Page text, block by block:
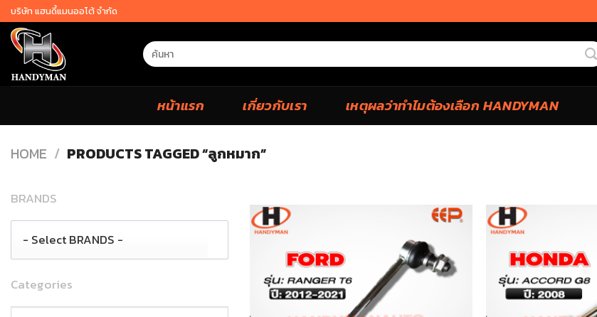
Skip
to
content
บริษัท แฮนดี้แมนออโต้ จำกัด
Search
for:
หน้าแรก เกี่ยวกับเรา เหตุผลว่าทำไมต้องเลือก HANDYMAN
HOME / PRODUCTS TAGGED “ลูกหมาก”
BRANDS
- Select BRANDS -
Categories